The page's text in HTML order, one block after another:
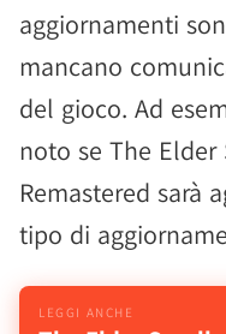
aggiornamenti
mancano
del gioco. Ad
noto se The
Remastered sarà
tipo di